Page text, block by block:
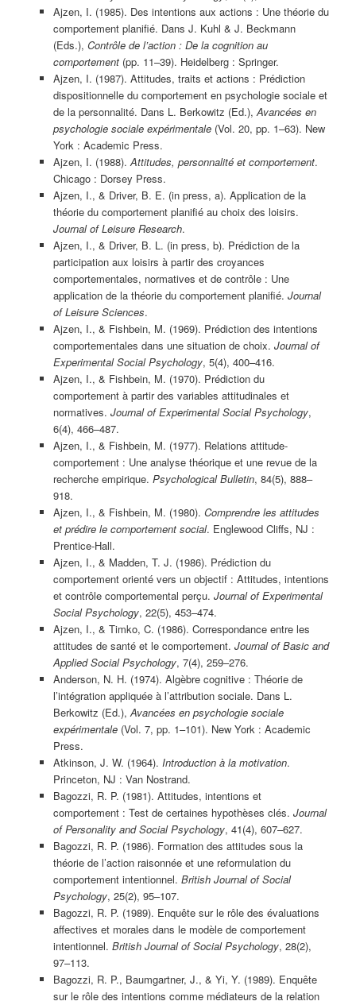
Ajzen, I. (1985). Des intentions aux actions : Une théorie du
comportement planifié. Dans J. Kuhl & J. Beckmann
(Eds.), Contrôle de l’action : De la cognition au
comportement(pp. 11–39). Heidelberg : Springer.
Ajzen, I. (1987). Attitudes, traits et actions : Prédiction
dispositionnelle du comportement en psychologie sociale et
de la personnalité. Dans L. Berkowitz (Ed.), Avancées en
psychologie sociale expérimentale(Vol. 20, pp. 1–63). New
York : Academic Press.
Ajzen, I. (1988). Attitudes, personnalité et comportement.
Chicago : Dorsey Press.
Ajzen, I., & Driver, B. E. (in press, a). Application de la
théorie du comportement planifié au choix des loisirs.
Journal of Leisure Research.
Ajzen, I., & Driver, B. L. (in press, b). Prédiction de la
participation aux loisirs à partir des croyances
comportementales, normatives et de contrôle : Une
application de la théorie du comportement planifié. Journal
of Leisure Sciences.
Ajzen, I., & Fishbein, M. (1969). Prédiction des intentions
comportementales dans une situation de choix. Journal of
Experimental Social Psychology, 5(4), 400–416.
Ajzen, I., & Fishbein, M. (1970). Prédiction du
comportement à partir des variables attitudinales et
normatives. Journal of Experimental Social Psychology,
6(4), 466–487.
Ajzen, I., & Fishbein, M. (1977). Relations attitude-
comportement : Une analyse théorique et une revue de la
recherche empirique. Psychological Bulletin, 84(5), 888–
918.
Ajzen, I., & Fishbein, M. (1980). Comprendre les attitudes
et prédire le comportement social. Englewood Cliffs, NJ :
Prentice-Hall.
Ajzen, I., & Madden, T. J. (1986). Prédiction du
comportement orienté vers un objectif : Attitudes, intentions
et contrôle comportemental perçu. Journal of Experimental
Social Psychology, 22(5), 453–474.
Ajzen, I., & Timko, C. (1986). Correspondance entre les
attitudes de santé et le comportement. Journal of Basic and
Applied Social Psychology, 7(4), 259–276.
Anderson, N. H. (1974). Algèbre cognitive : Théorie de
l’intégration appliquée à l’attribution sociale. Dans L.
Berkowitz (Ed.), Avancées en psychologie sociale
expérimentale(Vol. 7, pp. 1–101). New York : Academic
Press.
Atkinson, J. W. (1964). Introduction à la motivation.
Princeton, NJ : Van Nostrand.
Bagozzi, R. P. (1981). Attitudes, intentions et
comportement : Test de certaines hypothèses clés. Journal
of Personality and Social Psychology, 41(4), 607–627.
Bagozzi, R. P. (1986). Formation des attitudes sous la
théorie de l’action raisonnée et une reformulation du
comportement intentionnel. British Journal of Social
Psychology, 25(2), 95–107.
Bagozzi, R. P. (1989). Enquête sur le rôle des évaluations
affectives et morales dans le modèle de comportement
intentionnel. British Journal of Social Psychology, 28(2),
97–113.
Bagozzi, R. P., Baumgartner, J., & Yi, Y. (1989). Enquête
sur le rôle des intentions comme médiateurs de la relation